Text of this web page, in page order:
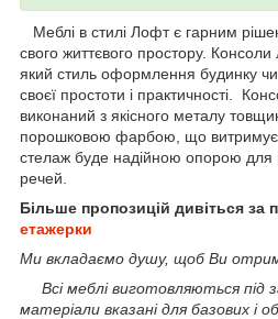
Меблі в стилі Лофт є гарним
свого життєвого простору. Консоли
який стиль оформлення будинку
своєї простоти і практичності.
виконаний з якісного металу
порошковою фарбою, що
стелаж буде надійною опорою для
речей.
Більше пропозицій дивіться за
етажерки
Ми вкладаємо душу, щоб Ви
Всі меблі виготовляються під
матеріали вказані для базових і